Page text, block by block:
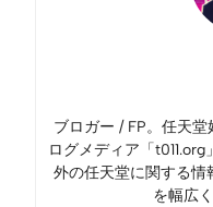
ブロガー / FP。任天
ログメディア「
外の任天堂に関する情
を幅広